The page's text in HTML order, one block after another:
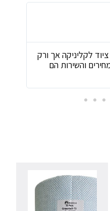
לקליניקה אך ורק
והשירות הם